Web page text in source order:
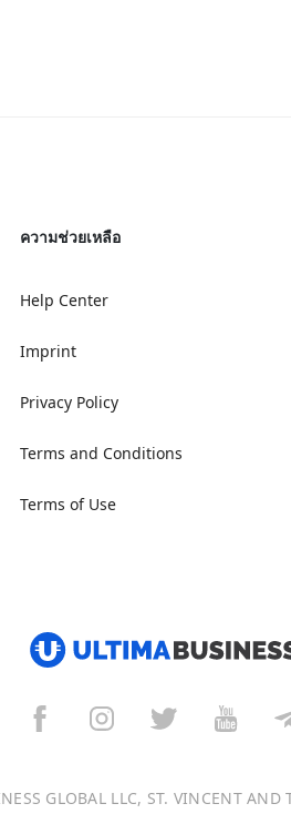
ความช่วยเหลือ
Help Center
Imprint
Privacy Policy
Terms and Conditions
Terms of Use
GLOBAL LLC, ST. VINCENT AND